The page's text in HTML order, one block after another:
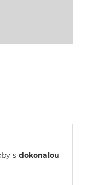
sdokonalou